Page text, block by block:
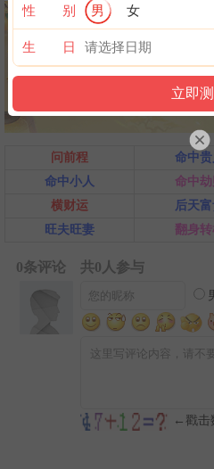
性 别 男 女
生 日
问前程 命中贵
命中小人
命中
横财运
后天
旺夫旺妻
翻身